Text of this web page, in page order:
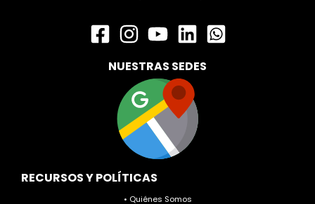
NUESTRAS SEDES
RECURSOS Y POLÍTICAS
• Quiénes Somos